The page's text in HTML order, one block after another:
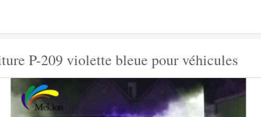
P-209 violette bleue pour véhicules